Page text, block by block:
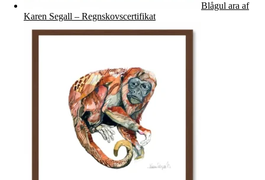
Blågul ara af
Karen Segall – Regnskovscertifikat